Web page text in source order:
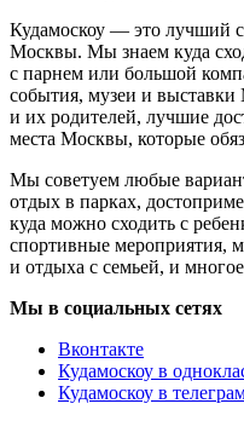
Кудамоскоу — это лучший
Москвы. Мы знаем куда
с парнем или большой
события, музеи и
и их родителей, лучшие
места Москвы, которые
Мы советуем любые
отдых в парках,
куда можно сходить с
спортивные мероприятия,
и отдыха с семьей, и
Мы в социальных сетях
Вконтакте
Кудамоскоу в
Кудамоскоу в